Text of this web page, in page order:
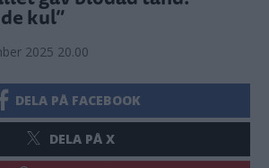
kul”
2025 20.00
DELA PÅ FACEBOOK
DELA PÅ X